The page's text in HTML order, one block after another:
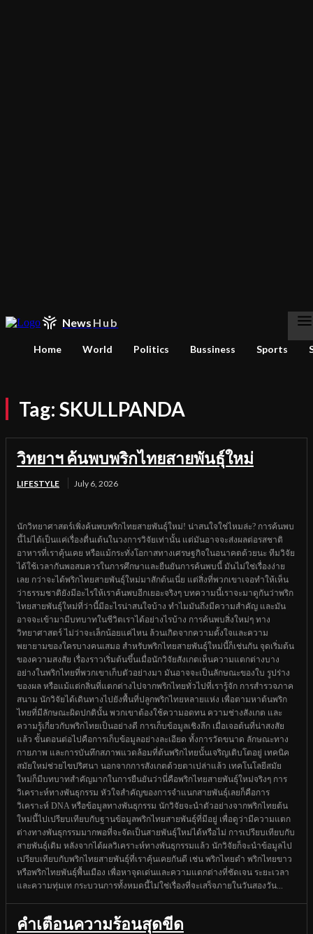
News Hub
Home World Politics Bussiness Sports
Tag: SKULLPANDA
วิทยาฯ ค้นพบพริกไทยสายพันธุ์ใหม่
LIFESTYLE July 6, 2026
นักวิทยาศาสตร์เพิ่งค้นพบพริกไทยสายพันธุ์ใหม่! น่าสนใจใช่ไหมล่ะ? การค้นพบ
นี้ไม่ได้เป็นแค่เรื่องตื่นเต้นในวงการวิจัยเท่านั้น แต่มันอาจจะส่งผลต่อรสชาติ
อาหารที่เราคุ้นเคย หรือแม้กระทั่งโอกาสทางเศรษฐกิจในอนาคตด้วยนะ ทีมวิจัย
ได้ใช้เวลากันพอสมควรในการศึกษาและยืนยันการค้นพบนี้ มันไม่ใช่เรื่องง่าย
เลย กว่าจะได้พริกไทยสายพันธุ์ใหม่มาสักต้นเนี่ย แต่สิ่งที่พวกเขาเจอทำให้เห็น
ว่าธรรมชาติยังมีอะไรให้เราค้นพบอีกเยอะจริงๆ บทความนี้เราจะมาดูกันว่าพริก
ไทยสายพันธุ์ใหม่ที่ว่านี้มีอะไรน่าสนใจบ้าง ทำไมมันถึงมีความสำคัญ และมัน
อาจจะเข้ามามีบทบาทในชีวิตเราได้อย่างไรบ้าง การค้นพบสิ่งใหม่ๆ ทาง
วิทยาศาสตร์ ไม่ว่าจะเล็กน้อยแค่ไหน ล้วนเกิดจากความตั้งใจและความ
พยายามของใครบางคนเสมอ สำหรับพริกไทยสายพันธุ์ใหม่นี้ก็เช่นกัน จุดเริ่มต้น
ของความสงสัย เรื่องราวเริ่มต้นขึ้นเมื่อนักวิจัยสังเกตเห็นความแตกต่างบาง
อย่างในพริกไทยที่พวกเขาเก็บตัวอย่างมา มันอาจจะเป็นลักษณะของใบ รูปร่าง
ของผล หรือแม้แต่กลิ่นที่แตกต่างไปจากพริกไทยทั่วไปที่เรารู้จัก การสำรวจภาค
สนาม นักวิจัยได้เดินทางไปยังพื้นที่ปลูกพริกไทยหลายแห่ง เพื่อตามหาต้นพริก
ไทยที่มีลักษณะผิดปกตินั้น พวกเขาต้องใช้ความอดทน ความช่างสังเกต และ
ความรู้เกี่ยวกับพริกไทยเป็นอย่างดี การเก็บข้อมูลเชิงลึก เมื่อเจอต้นที่น่าสงสัย
แล้ว ขั้นตอนต่อไปคือการเก็บข้อมูลอย่างละเอียด ทั้งการวัดขนาด ลักษณะทาง
กายภาพ และการบันทึกสภาพแวดล้อมที่ต้นพริกไทยนั้นเจริญเติบโตอยู่ เทคนิค
สมัยใหม่ช่วยไขปริศนา นอกจากการสังเกตด้วยตาเปล่าแล้ว เทคโนโลยีสมัย
ใหม่ก็มีบทบาทสำคัญมากในการยืนยันว่านี่คือพริกไทยสายพันธุ์ใหม่จริงๆ การ
วิเคราะห์ทางพันธุกรรม หัวใจสำคัญของการจำแนกสายพันธุ์เลยก็คือการ
วิเคราะห์ DNA หรือข้อมูลทางพันธุกรรม นักวิจัยจะนำตัวอย่างจากพริกไทยต้น
ใหม่นี้ไปเปรียบเทียบกับฐานข้อมูลพริกไทยสายพันธุ์ที่มีอยู่ เพื่อดูว่ามีความแตก
ต่างทางพันธุกรรมมากพอที่จะจัดเป็นสายพันธุ์ใหม่ได้หรือไม่ การเปรียบเทียบกับ
สายพันธุ์เดิม หลังจากได้ผลวิเคราะห์ทางพันธุกรรมแล้ว นักวิจัยก็จะนำข้อมูลไป
เปรียบเทียบกับพริกไทยสายพันธุ์ที่เราคุ้นเคยกันดี เช่น พริกไทยดำ พริกไทยขาว
หรือพริกไทยพันธุ์พื้นเมือง เพื่อหาจุดเด่นและความแตกต่างที่ชัดเจน ระยะเวลา
และความทุ่มเท กระบวนการทั้งหมดนี้ไม่ใช่เรื่องที่จะเสร็จภายในวันสองวัน...
คำเตือนความร้อนสุดขีด